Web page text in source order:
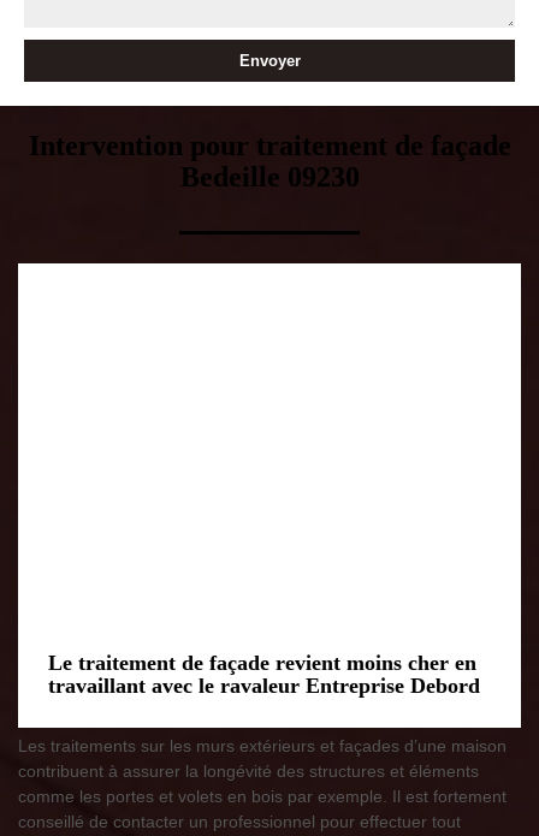
Intervention pour traitement de façade
Bedeille 09230
Le traitement de façade revient moins cher en
travaillant avec le ravaleur Entreprise Debord
Les traitements sur les murs extérieurs et façades d’une maison
contribuent à assurer la longévité des structures et éléments
comme les portes et volets en bois par exemple. Il est fortement
conseillé de contacter un professionnel pour effectuer tout